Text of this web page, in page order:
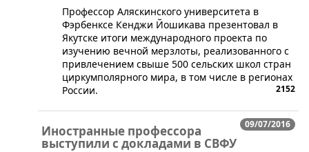
Профессор Аляскинского университета в
Фэрбенксе Кенджи Йошикава презентовал в
Якутске итоги международного проекта по
изучению вечной мерзлоты, реализованного с
привлечением свыше 500 сельских школ стран
циркумполярного мира, в том числе в регионах
России.
2152
09/07/2016
Иностранные профессора
выступили с докладами в СВФУ